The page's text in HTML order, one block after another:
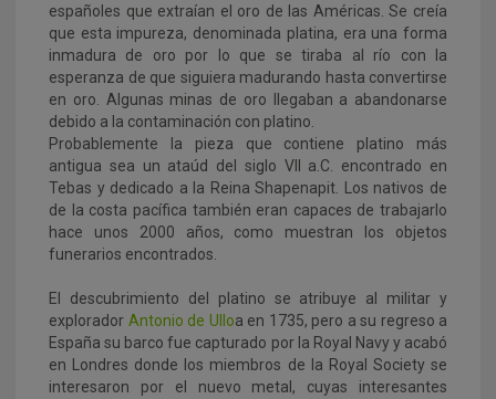
españoles que extraían el oro de las Américas. Se creía
que esta impureza, denominada platina, era una forma
inmadura de oro por lo que se tiraba al río con la
esperanza de que siguiera madurando hasta convertirse
en oro. Algunas minas de oro llegaban a abandonarse
debido a la contaminación con platino.
Probablemente la pieza que contiene platino más
antigua sea un ataúd del siglo VII a.C. encontrado en
Tebas y dedicado a la Reina Shapenapit. Los nativos de
de la costa pacífica también eran capaces de trabajarlo
hace unos 2000 años, como muestran los objetos
funerarios encontrados.
El descubrimiento del platino se atribuye al militar y
explorador Antonio de Ulloa en 1735, pero a su regreso a
España su barco fue capturado por la Royal Navy y acabó
en Londres donde los miembros de la Royal Society se
interesaron por el nuevo metal, cuyas interesantes